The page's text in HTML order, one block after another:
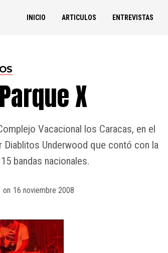
INICIO ARTICULOS ENTREVISTAS
X
Vacacional los Caracas, en el
Underwood que contó con la
bandas nacionales.
on 16 noviembre 2008